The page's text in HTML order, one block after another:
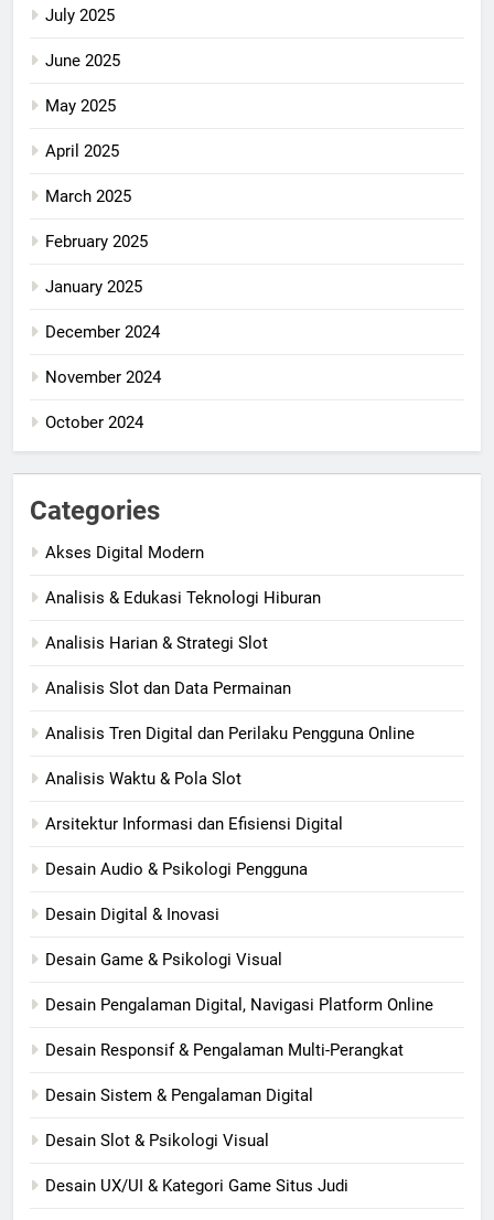
July 2025
June 2025
May 2025
April 2025
March 2025
February 2025
January 2025
December 2024
November 2024
October 2024
Categories
Akses Digital Modern
Analisis & Edukasi Teknologi Hiburan
Analisis Harian & Strategi Slot
Analisis Slot dan Data Permainan
Analisis Tren Digital dan Perilaku Pengguna Online
Analisis Waktu & Pola Slot
Arsitektur Informasi dan Efisiensi Digital
Desain Audio & Psikologi Pengguna
Desain Digital & Inovasi
Desain Game & Psikologi Visual
Desain Pengalaman Digital, Navigasi Platform Online
Desain Responsif & Pengalaman Multi-Perangkat
Desain Sistem & Pengalaman Digital
Desain Slot & Psikologi Visual
Desain UX/UI & Kategori Game Situs Judi